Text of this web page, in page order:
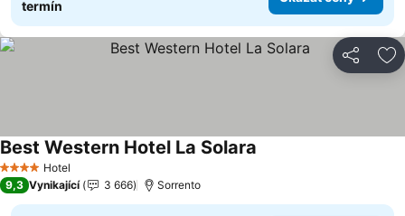
termín
Sdílet
4 Počet hvězdiček
Hotel
Best Western Hotel La Solara
9,3 Vynikající 3 666 Sorrento